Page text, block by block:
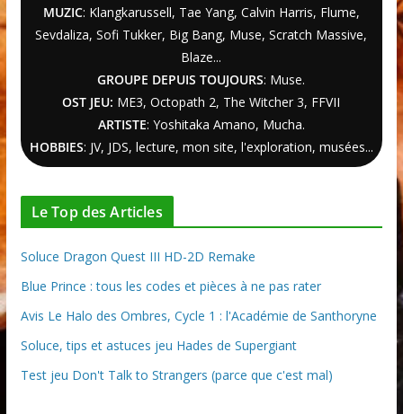
MUZIC: Klangkarussell, Tae Yang, Calvin Harris, Flume,
Sevdaliza, Sofi Tukker, Big Bang, Muse, Scratch Massive,
Blaze...
GROUPE DEPUIS TOUJOURS: Muse.
OST JEU: ME3,Octopath 2, The Witcher3, FFVII
ARTISTE: Yoshitaka Amano, Mucha.
HOBBIES: JV, JDS, lecture, mon site, l'exploration, musées...
Le Top des Articles
Soluce Dragon Quest III HD-2D Remake
Blue Prince : tous les codes et pièces à ne pas rater
Avis Le Halo des Ombres, Cycle 1 : l'Académie de Santhoryne
Soluce, tips et astuces jeu Hades de Supergiant
Test jeu Don't Talk to Strangers (parce que c'est mal)